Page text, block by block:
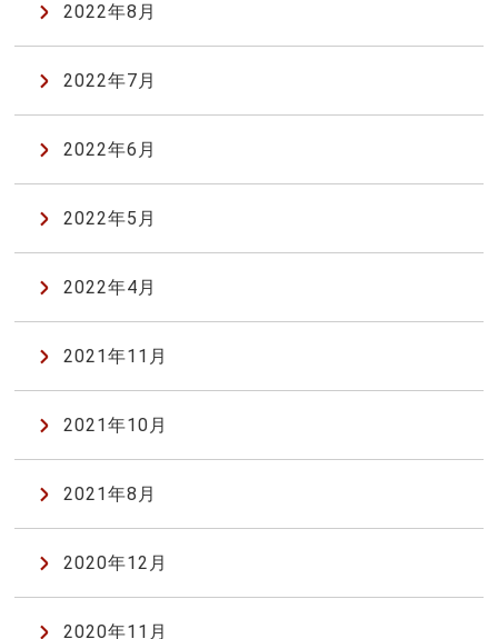
2022年8月
2022年7月
2022年6月
2022年5月
2022年4月
2021年11月
2021年10月
2021年8月
2020年12月
2020年11月